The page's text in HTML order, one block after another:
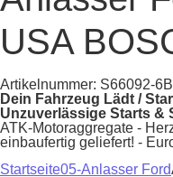
USA
Artikelnummer: S66092-
Dein Fahrzeug Lädt /
Unzuverlässige Starts &
ATK-Motoraggregate -
einbaufertig geliefert! -
Startseite05-Anlasser Ford